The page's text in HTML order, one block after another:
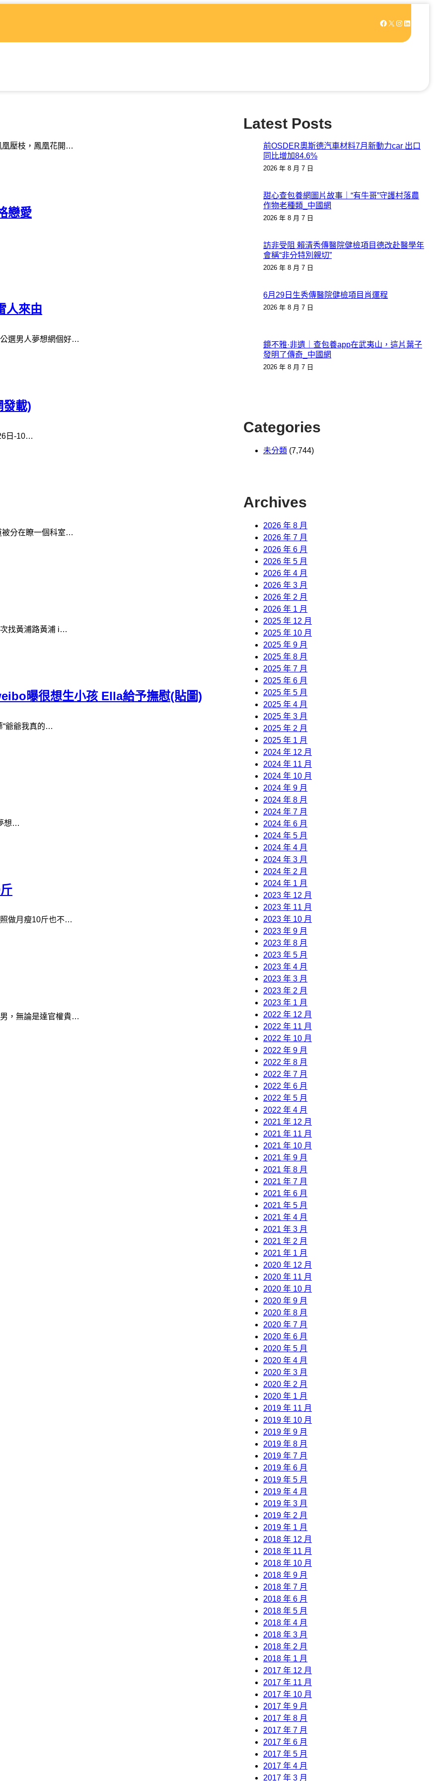
Facebook X Instagram LinkedIn
枝，鳳凰花開…
戀愛
人來由
選男人夢想網個好…
發載)
日-10…
分在瞭一個科室…
找黃浦路黃浦 i…
曝很想生小孩 Ella給予撫慰(貼圖)
“爺爺我真的…
想…
做月瘦10斤也不…
，無論是達官權貴…
Latest Posts
前OSDER奧斯德汽車材料7月新動力car 出口
同比增加84.6%
2026 年 8 月 7 日
甜心查包養網圖片故事｜“有牛哥”守護村落農
作物老種類_中國網
2026 年 8 月 7 日
訪非受阻 賴清秀傳醫院健檢項目德改赴醫學年
會稱“非分特別親切”
2026 年 8 月 7 日
6月29日生秀傳醫院健檢項目肖運程
2026 年 8 月 7 日
鏡不雅·非遺｜查包養app在武夷山，這片葉子
發明了傳奇_中國網
2026 年 8 月 7 日
Categories
未分類 (7,744)
Archives
2026 年 8 月
2026 年 7 月
2026 年 6 月
2026 年 5 月
2026 年 4 月
2026 年 3 月
2026 年 2 月
2026 年 1 月
2025 年 12 月
2025 年 10 月
2025 年 9 月
2025 年 8 月
2025 年 7 月
2025 年 6 月
2025 年 5 月
2025 年 4 月
2025 年 3 月
2025 年 2 月
2025 年 1 月
2024 年 12 月
2024 年 11 月
2024 年 10 月
2024 年 9 月
2024 年 8 月
2024 年 7 月
2024 年 6 月
2024 年 5 月
2024 年 4 月
2024 年 3 月
2024 年 2 月
2024 年 1 月
2023 年 12 月
2023 年 11 月
2023 年 10 月
2023 年 9 月
2023 年 8 月
2023 年 5 月
2023 年 4 月
2023 年 3 月
2023 年 2 月
2023 年 1 月
2022 年 12 月
2022 年 11 月
2022 年 10 月
2022 年 9 月
2022 年 8 月
2022 年 7 月
2022 年 6 月
2022 年 5 月
2022 年 4 月
2021 年 12 月
2021 年 11 月
2021 年 10 月
2021 年 9 月
2021 年 8 月
2021 年 7 月
2021 年 6 月
2021 年 5 月
2021 年 4 月
2021 年 3 月
2021 年 2 月
2021 年 1 月
2020 年 12 月
2020 年 11 月
2020 年 10 月
2020 年 9 月
2020 年 8 月
2020 年 7 月
2020 年 6 月
2020 年 5 月
2020 年 4 月
2020 年 3 月
2020 年 2 月
2020 年 1 月
2019 年 11 月
2019 年 10 月
2019 年 9 月
2019 年 8 月
2019 年 7 月
2019 年 6 月
2019 年 5 月
2019 年 4 月
2019 年 3 月
2019 年 2 月
2019 年 1 月
2018 年 12 月
2018 年 11 月
2018 年 10 月
2018 年 9 月
2018 年 7 月
2018 年 6 月
2018 年 5 月
2018 年 4 月
2018 年 3 月
2018 年 2 月
2018 年 1 月
2017 年 12 月
2017 年 11 月
2017 年 10 月
2017 年 9 月
2017 年 8 月
2017 年 7 月
2017 年 6 月
2017 年 5 月
2017 年 4 月
2017 年 3 月